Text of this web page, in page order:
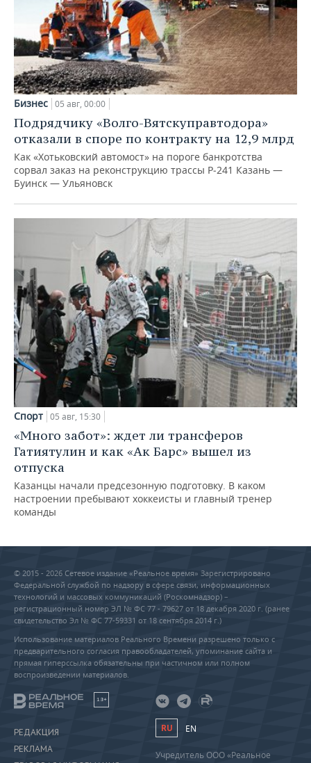
Бизнес 05 авг, 00:00
Подрядчику «Волго-Вятскуправтодора»
отказали в споре по контракту на 12,9 млрд
Как «Хотьковский автомост» на пороге банкротства
сорвал заказ на реконструкцию трассы Р‑241 Казань —
Буинск — Ульяновск
Спорт 05 авг, 15:30
«Много забот»: ждет ли трансферов
Гатиятулин и как «Ак Барс» вышел из
отпуска
Казанцы начали предсезонную подготовку. В каком
настроении пребывают хоккеисты и главный тренер
команды
© 2015 - 2026 Сетевое издание «Реальное время» Зарегистрировано
Федеральной службой по надзору в сфере связи, информационных
технологий и массовых коммуникаций (Роскомнадзор) –
регистрационный номер ЭЛ № ФС 77 - 79627 от 18 декабря 2020 г. (ранее
свидетельство Эл № ФС 77-59331 от 18 сентября 2014 г.)
Использование материалов Реального Времени разрешено только с
предварительного согласия правообладателей, упоминание сайта и
прямая гиперссылка обязательны при частичном или полном
воспроизведении материалов.
18+
РЕДАКЦИЯ
РЕКЛАМА
RU EN
Учредитель ООО «Реальное